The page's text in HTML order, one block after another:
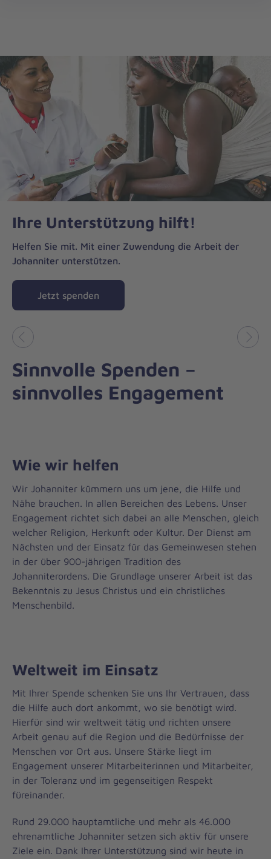
Ihre Unterstützung hilft!
Helfen Sie mit. Mit einer Zuwendung die Arbeit der
Johanniter unterstützen.
Jetzt spenden
Vorheriges
Sinnvolle Spenden –
sinnvolles Engagement
Wie wir helfen
Wir Johanniter kümmern uns um jene, die Hilfe und
Nähe brauchen. In allen Bereichen des Lebens. Unser
Engagement richtet sich dabei an alle Menschen, gleich
welcher Religion, Herkunft oder Kultur. Der Dienst am
Nächsten und der Einsatz für das Gemeinwesen stehen
in der über 900-jährigen Tradition des
Johanniterordens. Die Grundlage unserer Arbeit ist das
Bekenntnis zu Jesus Christus und ein christliches
Menschenbild.
Weltweit im Einsatz
Mit Ihrer Spende schenken Sie uns Ihr Vertrauen, dass
die Hilfe auch dort ankommt, wo sie benötigt wird.
Hierfür sind wir weltweit tätig und richten unsere
Arbeit genau auf die Region und die Bedürfnisse der
Menschen vor Ort aus. Unsere Stärke liegt im
Engagement unserer Mitarbeiterinnen und Mitarbeiter,
in der Toleranz und im gegenseitigen Respekt
füreinander.
Rund 29.000 hauptamtliche und mehr als 46.000
ehrenamtliche Johanniter setzen sich aktiv für unsere
Ziele ein. Dank Ihrer Unterstützung sind wir heute in